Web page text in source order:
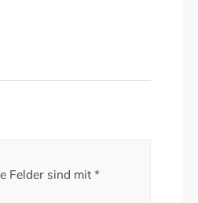
Felder sind mit *